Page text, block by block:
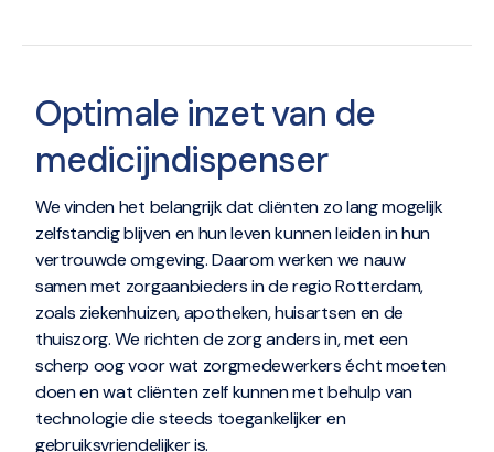
Optimale inzet van de
medicijndispenser
We vinden het belangrijk dat cliënten zo lang mogelijk
zelfstandig blijven en hun leven kunnen leiden in hun
vertrouwde omgeving. Daarom werken we nauw
samen met zorgaanbieders in de regio Rotterdam,
zoals ziekenhuizen, apotheken, huisartsen en de
thuiszorg. We richten de zorg anders in, met een
scherp oog voor wat zorgmedewerkers écht moeten
doen en wat cliënten zelf kunnen met behulp van
technologie die steeds toegankelijker en
gebruiksvriendelijker is.